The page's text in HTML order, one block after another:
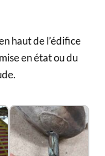
haut de l’édifice
en état ou du